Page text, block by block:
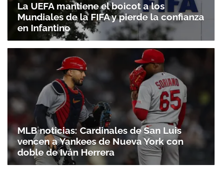
La UEFA mantiene el boicot a los
Mundiales de la FIFA y pierde la confianza
en Infantino
MLB noticias: Cardinales de San Luis
vencen a Yankees de Nueva York con
doble de Iván Herrera